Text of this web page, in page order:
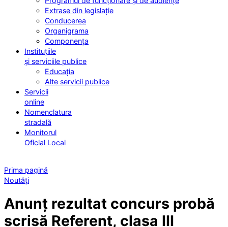
Extrase din legislație
Conducerea
Organigrama
Componența
Instituțiile
și serviciile publice
Educația
Alte servicii publice
Servicii
online
Nomenclatura
stradală
Monitorul
Oficial Local
Prima pagină
Noutăți
Anunț rezultat concurs probă
scrisă Referent, clasa III